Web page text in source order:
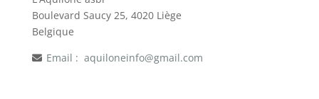
Boulevard Saucy 25, 4020 Liège
Belgique
Email : aquiloneinfo@gmail.com